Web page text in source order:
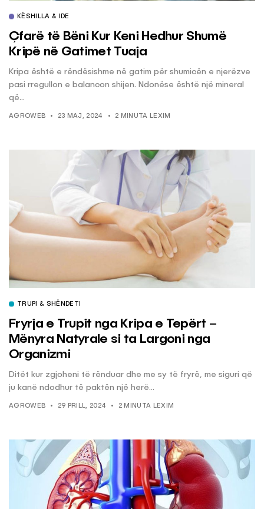
KËSHILLA & IDE
Çfarë të Bëni Kur Keni Hedhur Shumë
Kripë në Gatimet Tuaja
Kripa është e rëndësishme në gatim për shumicën e njerëzve
pasi rregullon e balancon shijen. Ndonëse është një mineral
që...
AGROWEB 23 MAJ, 2024 2 MINUTA LEXIM
TRUPI & SHËNDETI
Fryrja e Trupit nga Kripa e Tepërt –
Mënyra Natyrale si ta Largoni nga
Organizmi
Ditët kur zgjoheni të rënduar dhe me sy të fryrë, me siguri që
ju kanë ndodhur të paktën një herë...
AGROWEB 29 PRILL, 2024 2 MINUTA LEXIM